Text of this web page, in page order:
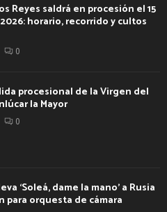
Reyes saldrá en procesión el 15
horario, recorrido y cultos
0
procesional de la Virgen del
la Mayor
0
‘Soleá, dame la mano’ a Rusia
para orquesta de cámara